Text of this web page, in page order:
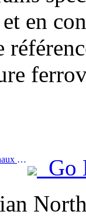
en
Prev:Les arrivées de touristes internationaux dans le monde ont augmenté de 5 % en glissement annuel au premier semestre de l'année
Go